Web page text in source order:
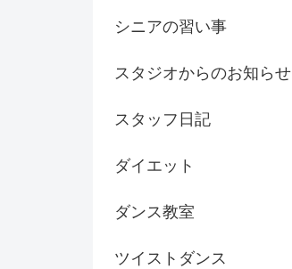
シニアの習い事
スタジオからのお知らせ
スタッフ日記
ダイエット
ダンス教室
ツイストダンス